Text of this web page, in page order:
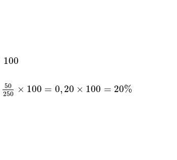
100
50
250
× 100 = 0, 20 × 100 = 20%